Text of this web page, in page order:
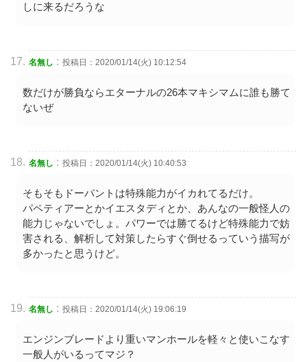
しに来るだろうな
名無し : 投稿日：2020/01/14(火) 10:12:54
数だけが勝負ならエターナルの26本マキシマムに誰も勝て
ないぜ
名無し : 投稿日：2020/01/14(火) 10:40:53
そもそもドーパントは特殊能力がイカれてるだけ。
パペティアーとかイエスタディとか、あんなの一般怪人の
能力じゃないでしょ。パワーでは勝てるけど特殊能力で妨
害される、解析して対策したらすぐ倒せるっていう描写が
多かったと思うけど。
名無し : 投稿日：2020/01/14(火) 19:06:19
エンジンブレードより重いマンホールを軽々と使いこなす
一般人がいるってマジ？